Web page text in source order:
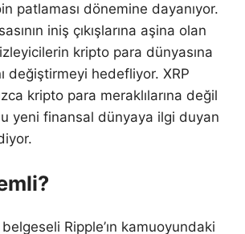
patlaması dönemine dayanıyor.
iniş çıkışlarına aşina olan
kripto para dünyasına
değiştirmeyi hedefliyor. XRP
kripto para meraklılarına değil
yeni finansal dünyaya ilgi duyan
Ripple’ın kamuoyundaki